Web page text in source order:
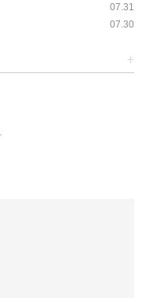
07.31
07.30
+